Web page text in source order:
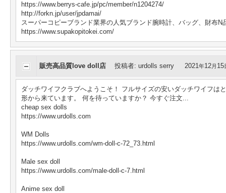
https://www.berrys-cafe.jp/pc/member/n1204274/
http://forkn.jp/user/jpdamai/
スーパーコピーブランド業界の人気ブランド腕時計、バッグ、財布N
https://www.supakopitokei.com/
販売高品質love doll店 投稿者: urdolls serry 2021年12月 15
ダッチワイフクラブへようこそ！ フルサイズの安いダッチワイフ
形から来ています。 何を待っていますか？ 今すぐ注文...
cheap sex dolls
https://www.urdolls.com
WM Dolls
https://www.urdolls.com/wm-doll-c-72_73.html
Male sex doll
https://www.urdolls.com/male-doll-c-7.html
Anime sex doll